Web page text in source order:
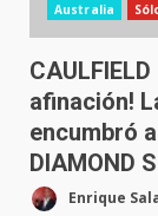
Australia
afinación!
encumbró
DIAMOND
Enrique